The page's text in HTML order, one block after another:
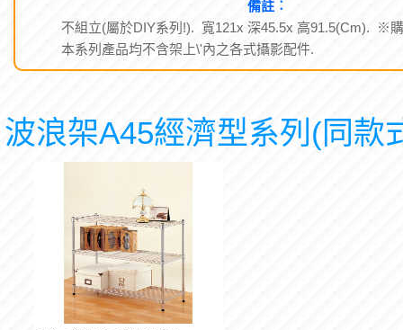
備註︰
不組立(屬於DIY系列!). 寬121x 深45.5x 高91.5(Cm). ※
本系列產品均不含架上\'內之各式攝影配件.
波浪架A45經濟型系列(同款